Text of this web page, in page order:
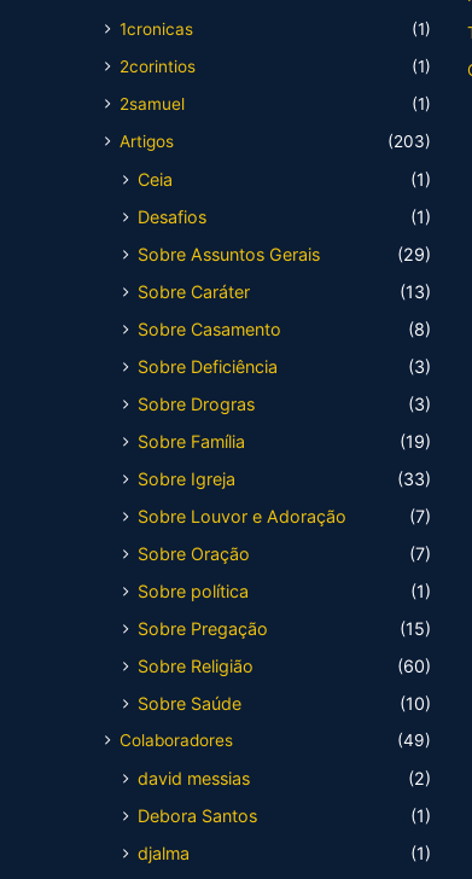
1cronicas
(1)
2corintios
(1)
2samuel
(1)
Artigos
(203)
Ceia
(1)
Desafios
(1)
Sobre Assuntos Gerais
(29)
Sobre Caráter
(13)
Sobre Casamento
(8)
Sobre Deficiência
(3)
Sobre Drogras
(3)
Sobre Família
(19)
Sobre Igreja
(33)
Sobre Louvor e Adoração
(7)
Sobre Oração
(7)
Sobre política
(1)
Sobre Pregação
(15)
Sobre Religião
(60)
Sobre Saúde
(10)
Colaboradores (49)
david messias
(2)
Debora Santos
(1)
djalma
(1)